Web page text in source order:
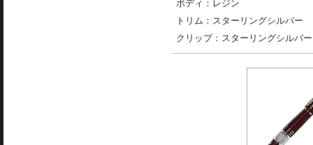
ボディ：レジン
トリム：スターリングシルバー
クリップ：スターリングシルバ